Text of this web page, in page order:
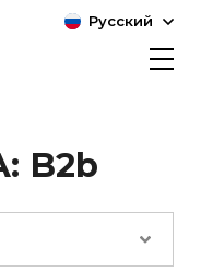
Русский
B2b